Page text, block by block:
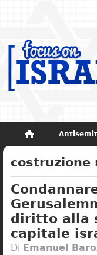
Non dimenticare
costruzione
diritto alla
capitale
Di Emanuel